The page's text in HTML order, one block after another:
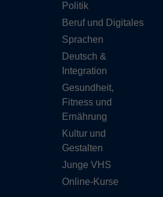
Politik
Beruf und Digitales
Sprachen
Deutsch &
Integration
Gesundheit,
Fitness und
Ernährung
Kultur und
Gestalten
Junge VHS
Online-Kurse